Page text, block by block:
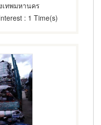
เทพมหานคร
: 1 Time(s)